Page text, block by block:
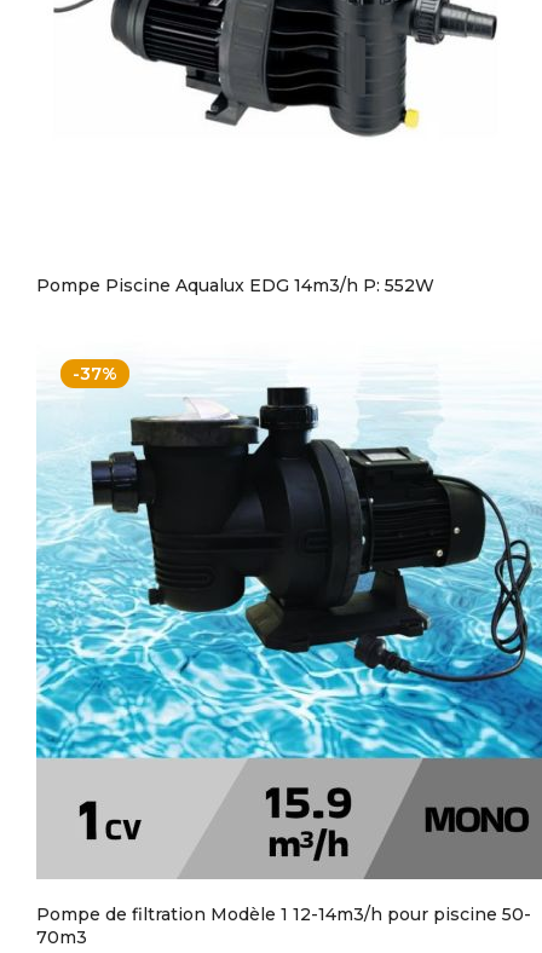
Pompe Piscine Aqualux EDG 14m3/h P: 552W
-37%
Pompe de filtration Modèle 1 12-14m3/h pour piscine 50-
70m3